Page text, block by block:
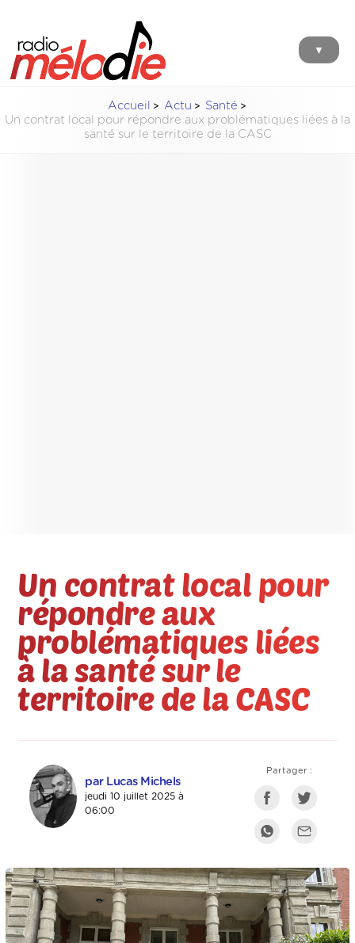
▼
Accueil Actu
Santé
Un contrat local pour répondre aux problématiques liées à la
santé sur le territoire de la CASC
Un contrat local pour
répondre aux
problématiques liées
à la santé sur le
territoire de la CASC
par Lucas Michels
jeudi 10 juillet 2025 à
06:00
Partager :